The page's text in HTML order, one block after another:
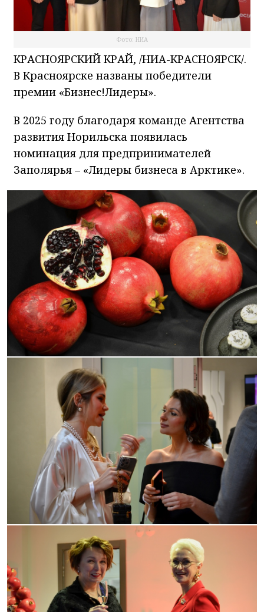
Фото: НИА
КРАСНОЯРСКИЙ КРАЙ, /НИА-КРАСНОЯРСК/.
В Красноярске названы победители
премии «Бизнес!Лидеры».
В 2025 году благодаря команде Агентства
развития Норильска появилась
номинация для предпринимателей
Заполярья – «Лидеры бизнеса в Арктике».